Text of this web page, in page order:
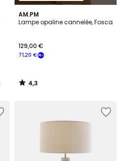
AM.PM
Lampe opaline cannelée, Fosca
71,20 €
129,00 €
4,3
/ 5
4,3
/